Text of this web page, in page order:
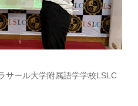
サール大学附属語学学校LSLC